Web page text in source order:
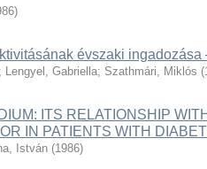
)
évszaki
; Lengyel, Gabriella; Szathmári, Miklós (
ITS RELATIONSHIP
IN PATIENTS WITH
István (1986)